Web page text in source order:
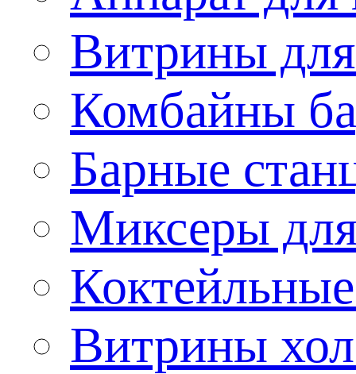
Витрины
Комбайны
Барные
Миксеры
Витрины